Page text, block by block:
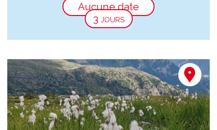
Aucune date
3 jours